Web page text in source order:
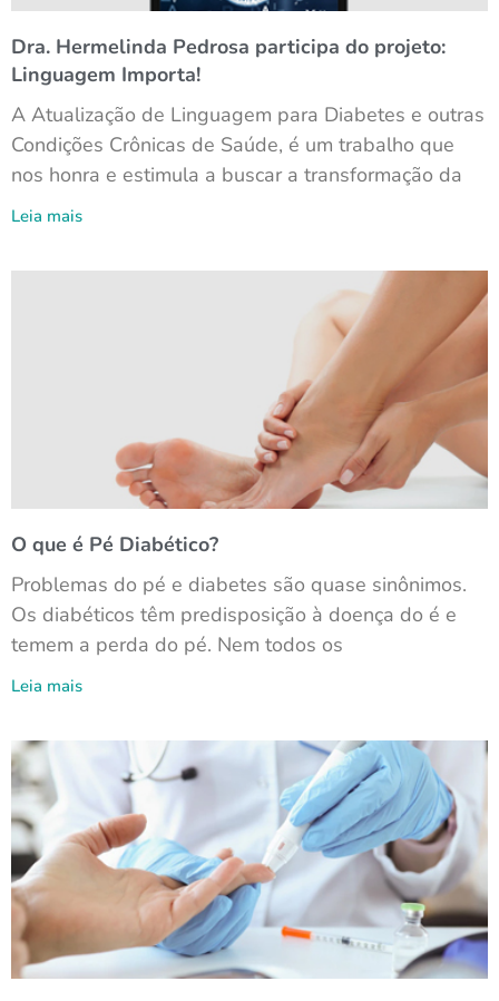
Dra. Hermelinda Pedrosa participa do projeto:
Linguagem Importa!
A Atualização de Linguagem para Diabetes e outras
Condições Crônicas de Saúde, é um trabalho que
nos honra e estimula a buscar a transformação da
Leia mais
O que é Pé Diabético?
Problemas do pé e diabetes são quase sinônimos.
Os diabéticos têm predisposição à doença do é e
temem a perda do pé. Nem todos os
Leia mais